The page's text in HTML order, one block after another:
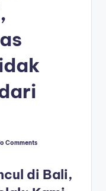
Comments
di Bali,